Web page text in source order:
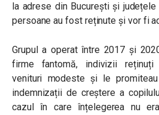
la adrese din București și
persoane au fost reținute și vor fi
Grupul a operat între 2017 și
firme fantomă, indivizii reținuți
venituri modeste și le
indemnizații de creștere a
cazul în care înțelegerea nu